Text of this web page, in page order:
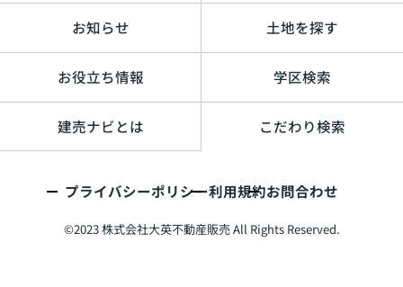
お知らせ 土地を探す
お役立ち情報 学区検索
建売ナビとは こだわり検索
プライバシーポリシー利用規約お問合わせ
©2023 株式会社大英不動産販売 All Rights Reserved.